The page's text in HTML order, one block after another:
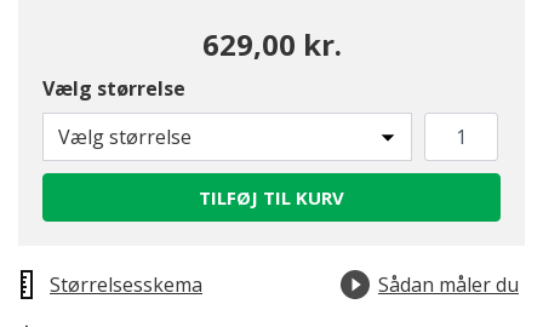
629,00 kr.
Vælg størrelse
Vælg størrelse
TILFØJ TIL KURV
Størrelsesskema
Sådan måler du